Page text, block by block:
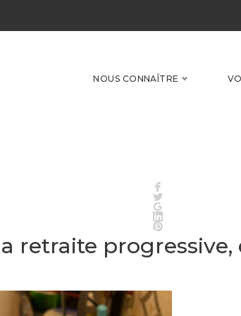
NOUS CONNAÎTRE
Twitter
Pinterest
retraite